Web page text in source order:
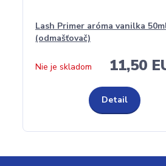
Lash Primer aróma vanilka
(odmašťovač)
11,50
Nie je skladom
Detail